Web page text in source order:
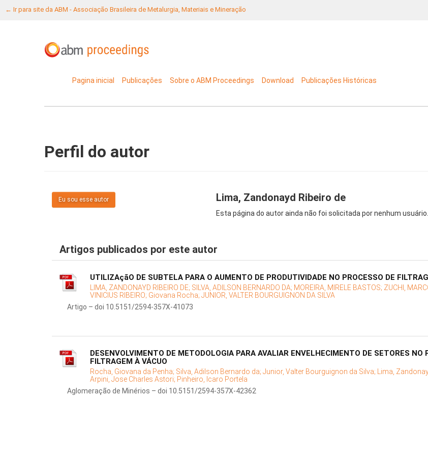
← Ir para site da ABM - Associação Brasileira de Metalurgia, Materiais e Mineração
Pagina inicial Publicações Sobre o ABM Proceedings Download Publicações Históricas
Perfil do autor
Eu sou esse autor Lima, Zandonayd Ribeiro de
Esta página do autor ainda não foi solicitada por nenhum usuário.
Artigos publicados por este autor
UTILIZAçãO DE SUBTELA PARA O AUMENTO DE PRODUTIVIDADE NO PROCESSO DE
LIMA, ZANDONAYD RIBEIRO DE; SILVA, ADILSON BERNARDO DA; MOREIRA, MIRELE BASTOS; ZUCHI,
VINICIUS RIBEIRO; Giovana Rocha; JUNIOR, VALTER BOURGUIGNON DA SILVA
Artigo – doi 10.5151/2594-357X-41073
DESENVOLVIMENTO DE METODOLOGIA PARA AVALIAR ENVELHECIMENTO DE SETORES NO
FILTRAGEM À VÁCUO
Rocha, Giovana da Penha; Silva, Adilson Bernardo da; Junior, Valter Bourguignon da Silva; Lima,
Arpini, Jose Charles Astori; Pinheiro, Icaro Portela
Aglomeração de Minérios – doi 10.5151/2594-357X-42362